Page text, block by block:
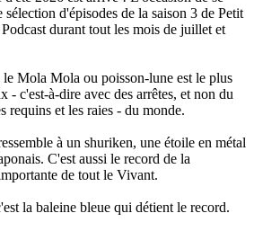
sélection d'épisodes de la saison 3 de Petit
durant tout les mois de juillet et
le Mola Mola ou poisson-lune est le plus
- c'est-à-dire avec des arrêtes, et non du
requins et les raies - du monde.
à un shuriken, une étoile en métal
C'est aussi le record de la
de tout le Vivant.
la baleine bleue qui détient le record.